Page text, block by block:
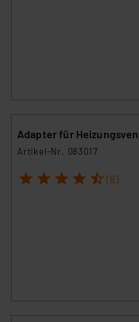
Adapter für
Artikel-Nr. 083017
1 2 3 4 5 (8)